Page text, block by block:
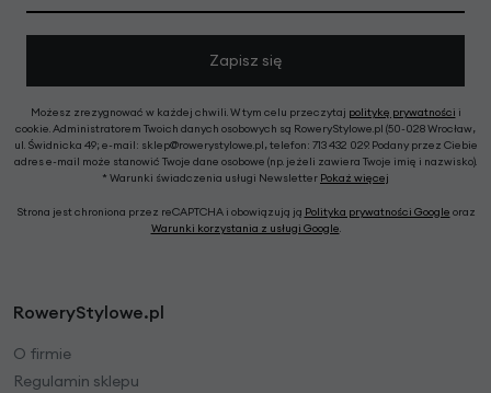
Zapisz się
Możesz zrezygnować w każdej chwili. W tym celu przeczytaj politykę prywatności i
cookie. Administratorem Twoich danych osobowych są RoweryStylowe.pl (50-028 Wrocław,
ul. Świdnicka 49; e-mail: sklep@rowerystylowe.pl, telefon: 713 432 029. Podany przez Ciebie
adres e-mail może stanowić Twoje dane osobowe (np. jeżeli zawiera Twoje imię i nazwisko).
* Warunki świadczenia usługi Newsletter Pokaż więcej
Strona jest chroniona przez reCAPTCHA i obowiązują ją Polityka prywatności Google oraz
Warunki korzystania z usługi Google.
RoweryStylowe.pl
O firmie
Regulamin sklepu